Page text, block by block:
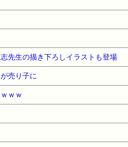
先生の描き下ろしイラストも登場
売り子に
ｗｗ